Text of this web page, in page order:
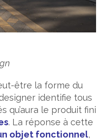
être la forme du
identifie tous
qu’aura le produit fini
. La réponse à cette
objet fonctionnel,